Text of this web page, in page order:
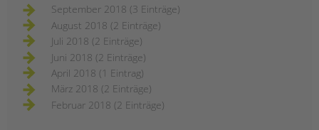
September 2018 (3 Einträge)
August 2018 (2 Einträge)
Juli 2018 (2 Einträge)
Juni 2018 (2 Einträge)
April 2018 (1 Eintrag)
März 2018 (2 Einträge)
Februar 2018 (2 Einträge)